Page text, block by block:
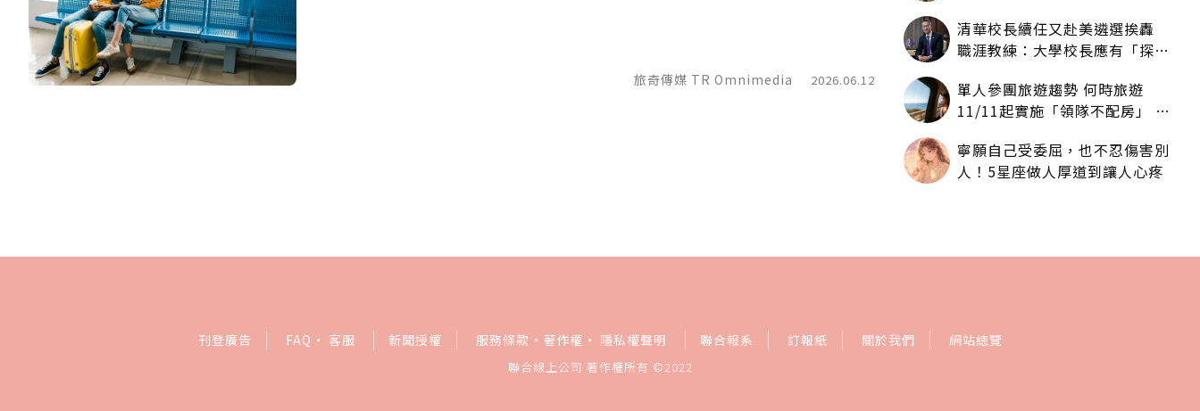
旅奇傳媒 TR Omnimedia 2026.06.12
清華校長續任又赴美遴選挨轟
職涯教練：大學校長應有「探
單人參團旅遊趨勢 何時旅遊
11/11起實施「領隊不配房」 落
寧願自己受委屈，也不忍傷害別
人！5星座做人厚道到讓人心疼
刊登廣告 FAQ · 客服 新聞授權 服務條款 · 著作權 · 隱私權聲明 聯合報系 訂報紙 關於我們 網站總覽
聯合線上公司 著作權所有 ©2022